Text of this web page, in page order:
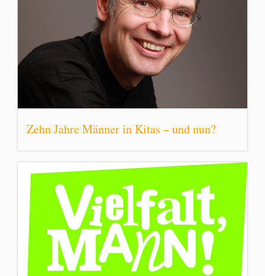
Zehn Jahre Männer in Kitas – und nun?